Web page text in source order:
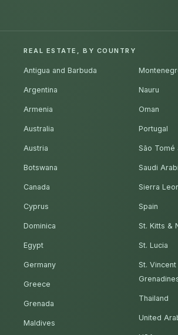
REAL ESTATE, BY COUNTRY
Antigua and Barbuda
Argentina
Armenia
Australia
Austria
Botswana
Canada
Cyprus
Dominica
Egypt
Germany
Greece
Grenada
Maldives
Nauru
Oman
Portugal
São Tomé
Saudi
Sierra
Spain
St. Kitts &
St. Lucia
St.
Thailand
United